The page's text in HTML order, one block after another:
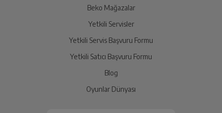
Yetkili servis gerekli kontrolleri sağladıktan sonra İade
süreciniz tamamlanacaktır.
Ücretiniz İade Edilsin
Beko Mağazalar
Yetkili Servisler
Yetkili Servis Başvuru Formu
Yetkili Satıcı Başvuru Formu
Blog
Oyunlar Dünyası